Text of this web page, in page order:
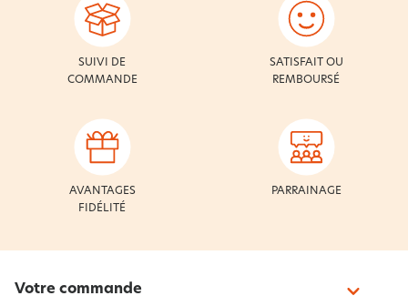
SUIVI DE
COMMANDE
SATISFAIT OU
REMBOURSÉ
AVANTAGES
FIDÉLITÉ
PARRAINAGE
Votre commande